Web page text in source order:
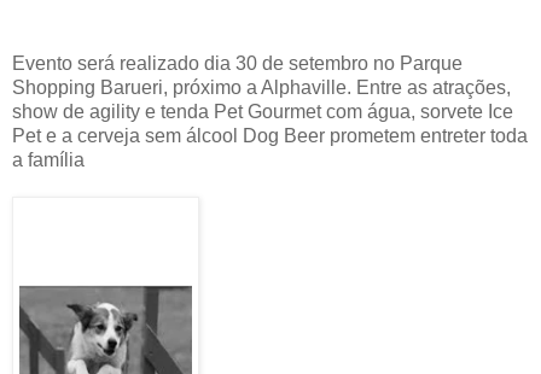
Evento será realizado dia 30 de setembro no Parque
Shopping Barueri, próximo a Alphaville. Entre as atrações,
show de agility e tenda Pet Gourmet com água, sorvete Ice
Pet e a cerveja sem álcool Dog Beer prometem entreter toda
a família